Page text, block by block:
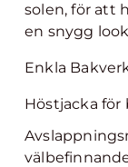
solen, för att
en snygg look
Enkla
Höstjacka